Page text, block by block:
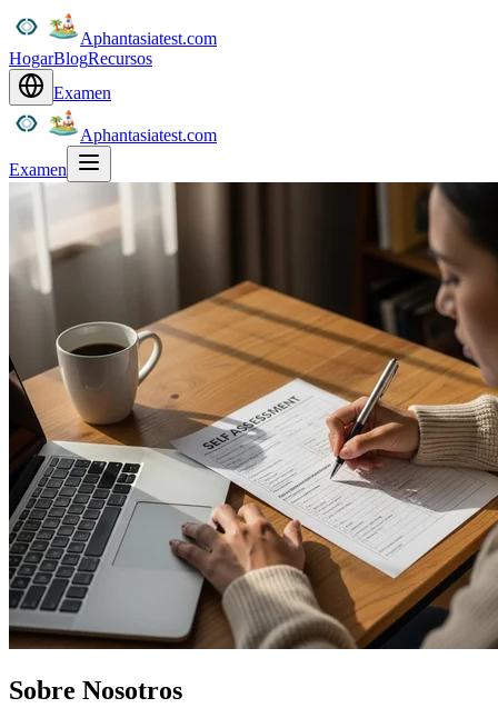
Aphantasiatest.com
HogarBlogRecursos
Examen
Aphantasiatest.com
Examen
Sobre Nosotros